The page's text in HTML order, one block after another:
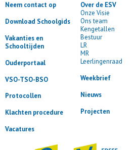
Neem contact op
Download Schoolgids
Vakanties en
Schooltijden
Ouderportaal
VSO-TSO-BSO
Protocollen
Klachten procedure
Vacatures
Over de ESV
Onze Visie
Ons team
Kengetallen
Bestuur
LR
MR
Leerlingenraad
Weekbrief
Nieuws
Projecten